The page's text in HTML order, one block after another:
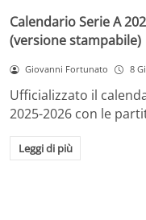
Calendario Serie A
(versione stampabile)
Giovanni Fortunato 8
Ufficializzato il
2025-2026 con le
Leggi di più